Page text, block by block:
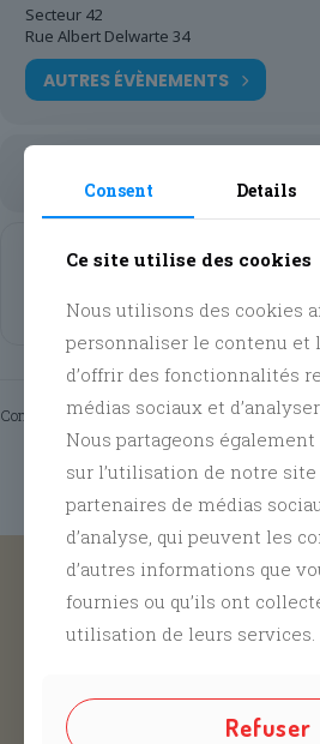
dimanche 12 juillet 2026 , retrouvez
traditionnelle brocante du Secteur 42 !
Comme chaque année, ce moment
les rues du quartier entourant la MJ !
Ouvert à tous !
Clique ici pour réserver ta
Secteur 42
Rue Albert Delwarte 34
AUTRES ÉVÈNEMENTS
Obtenir
l'itinéraire
Address -
Comments are closed.
Suivez nous sur nos
Facebook,Instagram
Consent Details
Ce site utilise des cookies
Nous utilisons des cookies
personnaliser le contenu et
d’offrir des fonctionnalités
médias sociaux et
Nous partageons
sur l’utilisation de notre site
partenaires de médias
d’analyse, qui peuvent les
d’autres informations que
fournies ou qu’ils ont
utilisation de leurs services.
Refuser